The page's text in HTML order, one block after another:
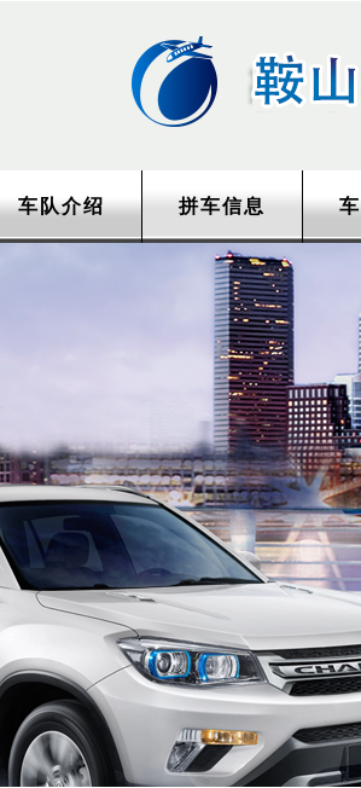
车队介绍 拼车信息